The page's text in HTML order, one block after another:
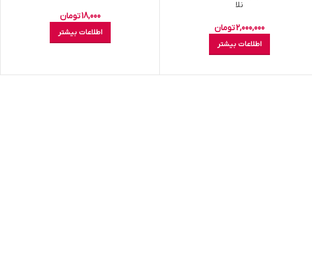
نلا
2,000,000تومان
اطلاعات بیشتر
18,000تومان
اطلاعات بیشتر